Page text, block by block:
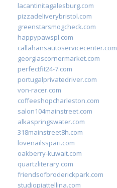
lacantinitagalesburg.com
pizzadeliverybristol.com
greenstarsmogcheck.com
happypawspl.com
callahansautoservicecenter.com
georgiascornermarket.com
perfectfit24-7.com
portugalprivatedriver.com
von-racer.com
coffeeshopcharleston.com
salon104mainstreet.com
alkaspringswater.com
318mainstreet8h.com
lovenailsspari.com
oakberry-kuwait.com
quartzliterary.com
friendsofbroderickpark.com
studiopiattellina.com